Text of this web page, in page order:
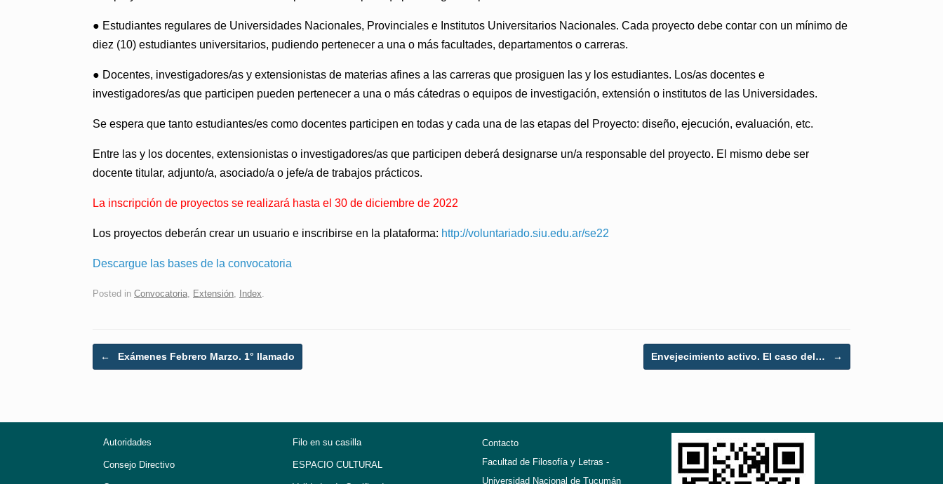
● Estudiantes regulares de Universidades Nacionales, Provinciales e Institutos Universitarios Nacionales. Cada proyecto debe contar con un mínimo de
diez (10) estudiantes universitarios, pudiendo pertenecer a una o más facultades, departamentos o carreras.
● Docentes, investigadores/as y extensionistas de materias afines a las carreras que prosiguen las y los estudiantes. Los/as docentes e
investigadores/as que participen pueden pertenecer a una o más cátedras o equipos de investigación, extensión o institutos de las Universidades.
Se espera que tanto estudiantes/es como docentes participen en todas y cada una de las etapas del Proyecto: diseño, ejecución, evaluación, etc.
Entre las y los docentes, extensionistas o investigadores/as que participen deberá designarse un/a responsable del proyecto. El mismo debe ser
docente titular, adjunto/a, asociado/a o jefe/a de trabajos prácticos.
La inscripción de proyectos se realizará hasta el 30 de diciembre de 2022
Los proyectos deberán crear un usuario e inscribirse en la plataforma: http://voluntariado.siu.edu.ar/se22
Descargue las bases de la convocatoria
Posted in Convocatoria, Extensión, Index.
Post navigation
← Exámenes Febrero Marzo. 1° llamado Envejecimiento activo. El caso del… →
Autoridades
Consejo Directivo
Filo en su casilla
ESPACIO CULTURAL
Contacto
Facultad de Filosofía y Letras -
Universidad Nacional de Tucumán